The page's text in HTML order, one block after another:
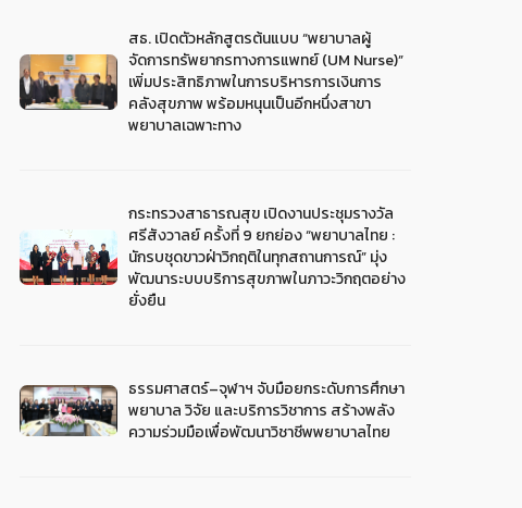
สธ. เปิดตัวหลักสูตรต้นแบบ “พยาบาลผู้
จัดการทรัพยากรทางการแพทย์ (UM Nurse)”
เพิ่มประสิทธิภาพในการบริหารการเงินการ
คลังสุขภาพ พร้อมหนุนเป็นอีกหนึ่งสาขา
พยาบาลเฉพาะทาง
กระทรวงสาธารณสุข เปิดงานประชุมรางวัล
ศรีสังวาลย์ ครั้งที่ 9 ยกย่อง “พยาบาลไทย :
นักรบชุดขาวฝ่าวิกฤติในทุกสถานการณ์” มุ่ง
พัฒนาระบบบริการสุขภาพในภาวะวิกฤตอย่าง
ยั่งยืน
ธรรมศาสตร์–จุฬาฯ จับมือยกระดับการศึกษา
พยาบาล วิจัย และบริการวิชาการ สร้างพลัง
ความร่วมมือเพื่อพัฒนาวิชาชีพพยาบาลไทย